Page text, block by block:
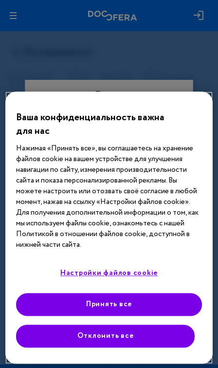
Вход
Этот материал доступен только
после авторизации. Войдите или
зарегистрируйтесь, чтобы получить
доступ ко всем материалам сайта
Введите телефон или email
Далее
Зарегистрироваться
Ваша конфиденциальность важна
для нас
Нажимая «Принять все», вы соглашаетесь на хранение
файлов cookie на вашем устройстве для улучшения
навигации по сайту, измерения производительности
сайта и показа персонализированной рекламы. Вы
можете настроить или отозвать своё согласие в любой
момент, нажав на ссылку «Настройки файлов cookie».
Для получения дополнительной информации о том, как
мы используем файлы cookie, ознакомьтесь с нашей
Политикой в отношении файлов cookie, доступной в
нижней части сайта.
Настройки файлов cookie
Отклонить все
Принять все